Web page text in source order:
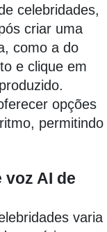
celebridades,
criar uma
como a do
e clique em
opções
permitindo
voz AI de
varia